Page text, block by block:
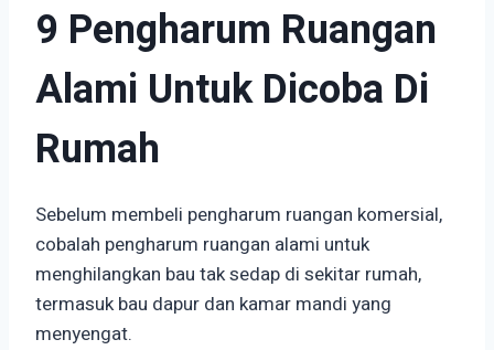
9 Pengharum Ruangan
Alami Untuk Dicoba Di
Rumah
Sebelum membeli pengharum ruangan komersial,
cobalah pengharum ruangan alami untuk
menghilangkan bau tak sedap di sekitar rumah,
termasuk bau dapur dan kamar mandi yang
menyengat.